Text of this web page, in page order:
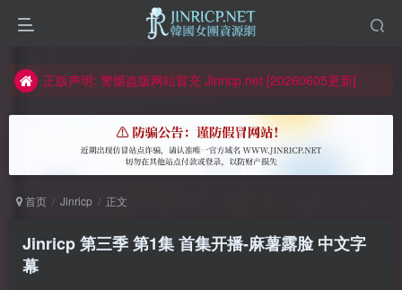
如何获得 Jinricp.net 网站邀请码
因粉丝房被举报给主播糟下架,我们提高了粉丝房购买门槛
所有ED2K链接仅支持115网盘/PikPak网盘，其它网盘均不支持
关于 PikPak 下播放视频呈现 “一条线” 的问题报告
如何获得 Jinricp.net 网站邀请码
正版声明: 警惕盗版网站冒充 Jinricp.net [20260605更新]
首页 Jinricp 正文
Jinricp 第三季 第1集 首集开播-麻薯露脸 中文字
幕